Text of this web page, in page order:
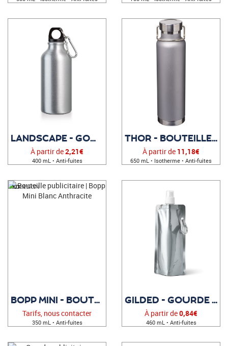
LANDSCAPE - GOURDE PERSONNALISÉE
À partir de2,21€
400 mL • Anti-fuites
THOR - BOUTEILLE PUBLICITAIRE
À partir de 11,18€
650 mL • Isotherme • Anti-fuites
BOPP MINI - BOUTEILLE PUBLICITAIRE
Tarifs, nous contacter
350 mL • Anti-fuites
GILDED - GOURDE PUBLICITAIRE
À partir de0,84€
460 mL • Anti-fuites